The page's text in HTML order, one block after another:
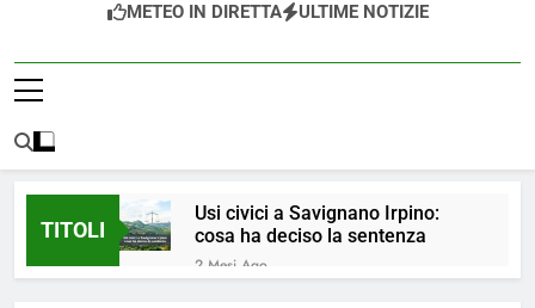
METEO IN DIRETTA ULTIME NOTIZIE
TITOLI
Usi civici a Savignano Irpino:
cosa ha deciso la sentenza
2 Mesi Ago